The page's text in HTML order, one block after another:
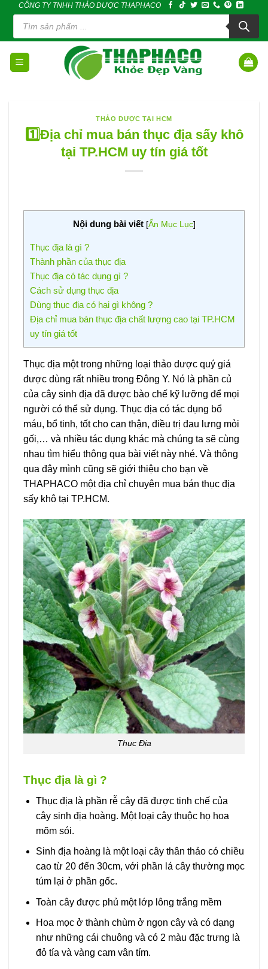
content
CÔNG TY TNHH THẢO DƯỢC THAPHACO
Tìm
kiếm
phẩm
THẢO DƯỢC TẠI HCM
1️⃣Địa chỉ mua bán thục địa sấy khô
tại TP.HCM uy tín giá tốt
Nội dung bài viết [Ẩn Mục Lục]
Thục địa là gì ?
Thành phần của thục địa
Thục địa có tác dụng gì ?
Cách sử dụng thục địa
Dùng thục địa có hại gì không ?
Địa chỉ mua bán thục địa chất lượng cao tại TP.HCM
uy tín giá tốt
Thục địa một trong những loại thảo dược quý giá
được dùng rất nhiều trong Đông Y. Nó là phần củ
của cây sinh địa đã được bào chế kỹ lưỡng để mọi
người có thể sử dụng. Thục địa có tác dụng bổ
máu, bổ tinh, tốt cho can thận, điều trị đau lưng mỏi
gối,… và nhiều tác dụng khác mà chúng ta sẽ cùng
nhau tìm hiểu thông qua bài viết này nhé. Và thông
qua đây mình cũng sẽ giới thiệu cho bạn về
THAPHACO một địa chỉ chuyên mua bán thục địa
sấy khô tại TP.HCM.
Thục Địa
Thục địa là gì ?
Thục địa là phần rễ cây đã được tinh chế của
cây sinh địa hoàng. Một loại cây thuộc họ hoa
mõm sói.
Sinh địa hoàng là một loại cây thân thảo có chiều
cao từ 20 đến 30cm, với phần lá cây thường mọc
túm lại ở phần gốc.
Toàn cây được phủ một lớp lông trắng mềm
Hoa mọc ở thành chùm ở ngọn cây và có dạng
như những cái chuông và có 2 màu đặc trưng là
đỏ tía và vàng cam vân tím.